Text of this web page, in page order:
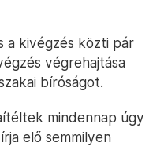
a kivégzés közti pár
végrehajtása
bíróságot.
mindennap úgy
elő semmilyen